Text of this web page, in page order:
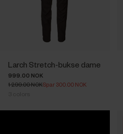
Larch Stretch-bukse dame
999.00 NOK
1 299.00 NOKSpar 300.00 NOK